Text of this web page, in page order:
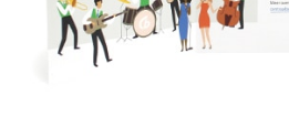
Pop-up Kaarten
Media Marketing
Uitnodigingen
Over Ons